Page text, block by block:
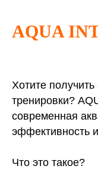
AQUA
Хотите
тренировки?
современная
эффективность
Что это такое?